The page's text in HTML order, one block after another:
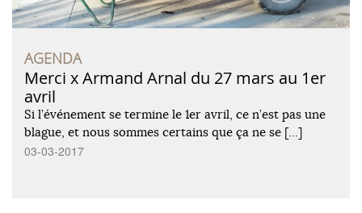
AGENDA
Merci x Armand Arnal du 27 mars au 1er
avril
Si l’événement se termine le 1er avril, ce n’est pas une
blague, et nous sommes certains que ça ne se […]
03-03-2017